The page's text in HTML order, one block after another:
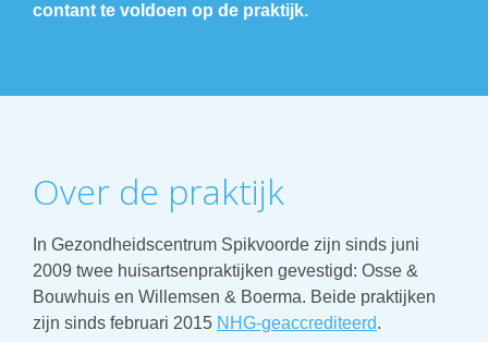
contant te voldoen op de praktijk.
Over de praktijk
In Gezondheidscentrum Spikvoorde zijn sinds juni
2009 twee huisartsenpraktijken gevestigd: Osse &
Bouwhuis en Willemsen & Boerma. Beide praktijken
zijn sinds februari 2015 NHG-geaccrediteerd.